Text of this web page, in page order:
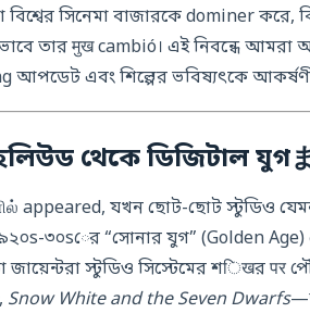
সিনেমা বাজারকে dominer করে,
তার मुख cambió। এই নিবন্ধে আমরা
আপডেট এবং শিল্পের ভবিষ্যৎকে
হলিউড থেকে ডিজিটাল যুগ
appeared, যখন ছোট-ছোট স্টুডিও
৩০sের “সোনার যুগ” (Golden Age)
জায়েন্টরা স্টুডিও সিস্টেমের শिखর पर
, Snow White and the Seven Dwarfs